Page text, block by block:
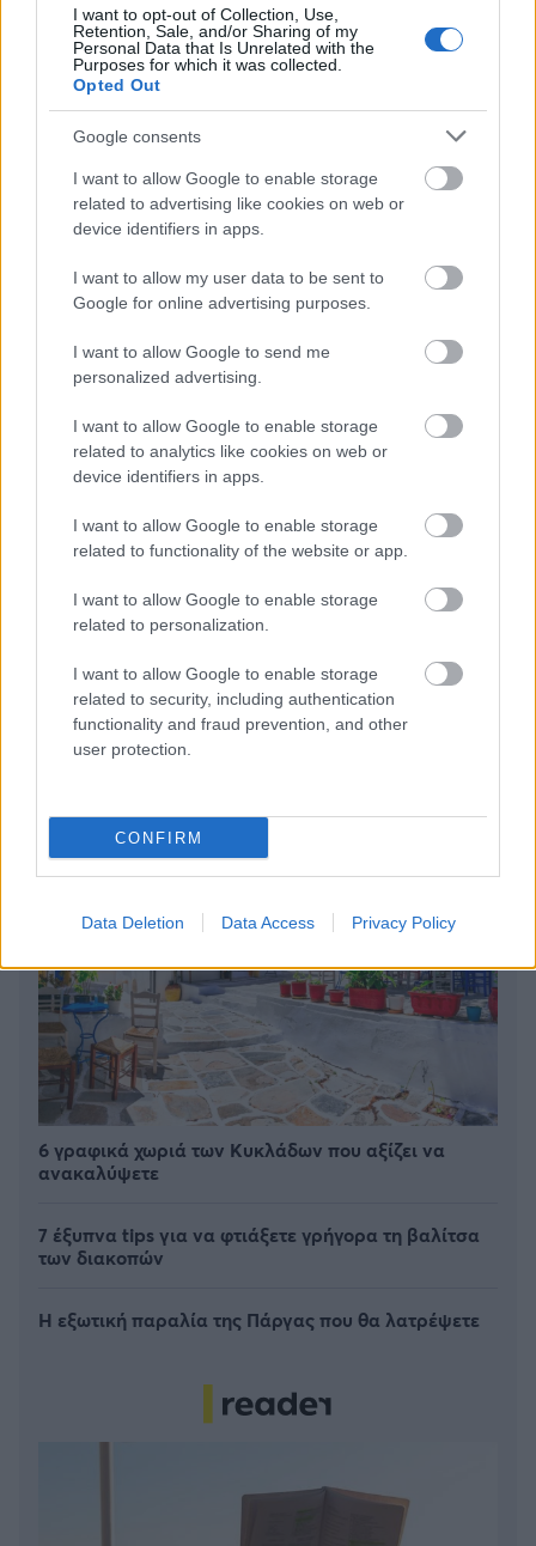
I want to opt-out of Collection, Use,
Retention, Sale, and/or Sharing of my
Personal Data that Is Unrelated with the
Purposes for which it was collected.
Opted Out
Google consents
I want to allow Google to enable storage
related to advertising like cookies on web or
device identifiers in apps.
I want to allow my user data to be sent to
Google for online advertising purposes.
I want to allow Google to send me
personalized advertising.
I want to allow Google to enable storage
related to analytics like cookies on web or
device identifiers in apps.
I want to allow Google to enable storage
related to functionality of the website or app.
I want to allow Google to enable storage
related to personalization.
I want to allow Google to enable storage
related to security, including authentication
functionality and fraud prevention, and other
user protection.
CONFIRM
Data Deletion Data Access Privacy Policy
Για να προσθέσεις το σχόλιο
σου πρέπει να συνδεθείς
στο my gazzetta!
BEST OFINTERNET
6 γραφικά χωριά των Κυκλάδων που αξίζει να
ανακαλύψετε
7 έξυπνα tips για να φτιάξετε γρήγορα τη βαλίτσα
των διακοπών
Η εξωτική παραλία της Πάργας που θα λατρέψετε